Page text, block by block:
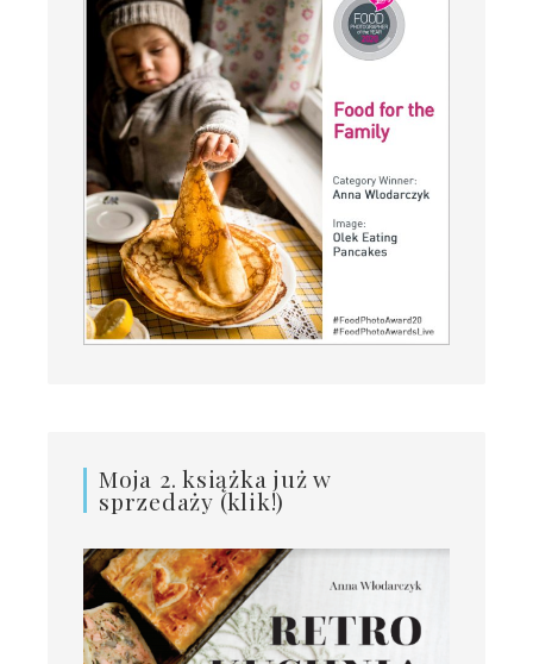
Moja 2. książka już w
sprzedaży (klik!)